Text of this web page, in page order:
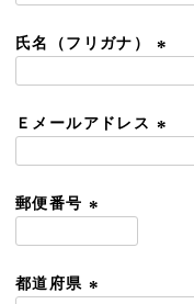
須
氏名（フリガナ）
須
Ｅメールアドレス
郵便番号
須
都道府県